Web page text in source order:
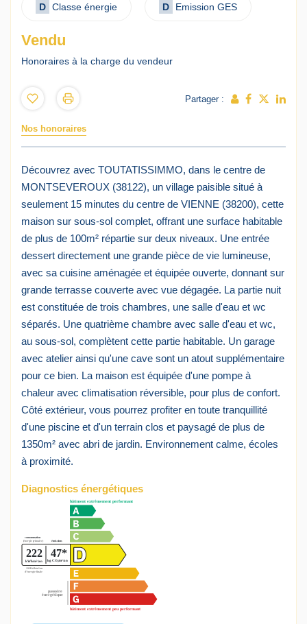
D Classe énergie D Emission GES
Vendu
Honoraires à la charge du vendeur
Partager :
Nos honoraires
Découvrez avec TOUTATISSIMMO, dans le centre de
MONTSEVEROUX (38122), un village paisible situé à
seulement 15 minutes du centre de VIENNE (38200), cette
maison sur sous-sol complet, offrant une surface habitable
de plus de 100m² répartie sur deux niveaux. Une entrée
dessert directement une grande pièce de vie lumineuse,
avec sa cuisine aménagée et équipée ouverte, donnant sur
grande terrasse couverte avec vue dégagée. La partie nuit
est constituée de trois chambres, une salle d'eau et wc
séparés. Une quatrième chambre avec salle d'eau et wc,
au sous-sol, complètent cette partie habitable. Un garage
avec atelier ainsi qu'une cave sont un atout supplémentaire
pour ce bien. La maison est équipée d'une pompe à
chaleur avec climatisation réversible, pour plus de confort.
Côté extérieur, vous pourrez profiter en toute tranquillité
d'une piscine et d'un terrain clos et paysagé de plus de
1350m² avec abri de jardin. Environnement calme, écoles
à proximité.
Diagnostics énergétiques